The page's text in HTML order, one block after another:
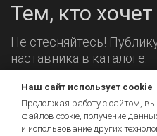
Тем, кто
Не стесняйтесь!
наставника в каталоге.
Мы на связи!
Наш сайт использует cookie
Продолжая работу с сайтом, вы
файлов cookie, получение
и использование других